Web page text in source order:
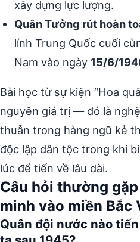
xây dựng lực lượng.
Quân Tưởng rút hoàn
lính Trung Quốc cuối
Nam vào ngày 15/6/
Bài học từ sự kiện “Hoa
nguyên giá trị — đó là
thuẫn trong hàng ngũ kẻ
độc lập dân tộc trong khi
lúc để tiến về lâu dài.
Câu hỏi thường
minh vào miền Bắc
Quân đội nước nào